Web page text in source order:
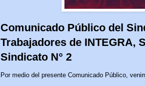
Comunicado Público del
Trabajadores de INTEGRA,
Sindicato N° 2
Por medio del presente Comunicado Público,